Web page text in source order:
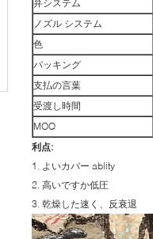
弁システム
ノズル システム
色
パッキング
支払の言葉
受渡し時間
MOQ
利点:
1. よいカバー ablity
2. 高いですか低圧
3. 乾燥した速く、反衰退